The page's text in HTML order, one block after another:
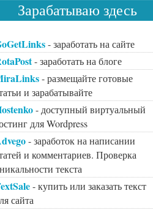
Зарабатываю здесь
- заработать на сайте
- заработать на блоге
- размещайте готовые
и зарабатывайте
- доступный виртуальный
для Wordpress
- заработок на написании
и комментариев. Проверка
текста
- купить или заказать текст
сайта